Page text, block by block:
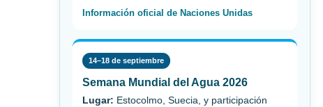
Información oficial de Naciones Unidas
14–18 de septiembre
Semana Mundial del Agua 2026
Lugar: Estocolmo, Suecia, y participación